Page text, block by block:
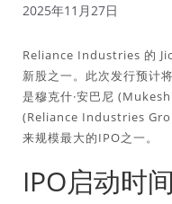
2025年11月27日
Reliance Industries 的
新股之一。此次发行预计
是穆克什·安巴尼
(Reliance Industries
来规模最大的IPO之一。
IPO启动时